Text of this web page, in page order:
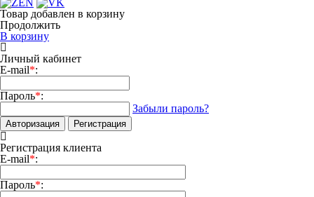
Товар добавлен в корзину
Продолжить
В корзину
Личный кабинет
E-mail*:
Пароль*:
Забыли пароль?
Авторизация Регистрация
Регистрация клиента
E-mail*:
Пароль*: